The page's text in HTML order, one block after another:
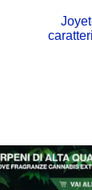
Next
post: